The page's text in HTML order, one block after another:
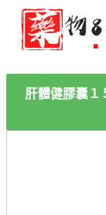
肝體健膠囊１